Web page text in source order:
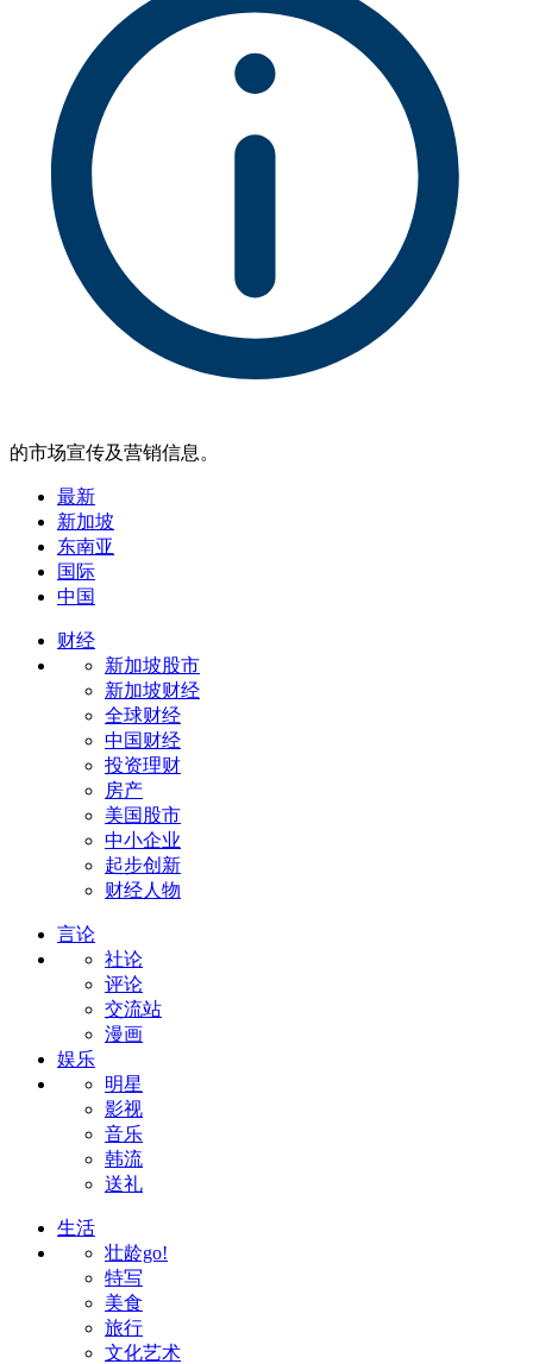
的市场宣传及营销信息。
最新
新加坡
东南亚
国际
中国
财经
新加坡股市
新加坡财经
全球财经
中国财经
投资理财
房产
美国股市
中小企业
起步创新
财经人物
言论
社论
评论
交流站
漫画
娱乐
明星
影视
音乐
韩流
送礼
生活
壮龄go!
特写
美食
旅行
文化艺术